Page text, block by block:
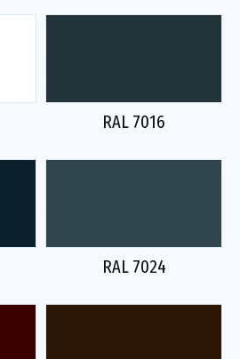
RAL 7016
RAL 7024